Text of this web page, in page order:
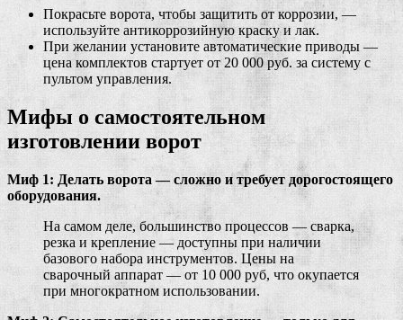
Покрасьте ворота, чтобы защитить от коррозии, —
используйте антикоррозийную краску и лак.
При желании установите автоматические приводы —
цена комплектов стартует от 20 000 руб. за систему с
пультом управления.
Мифы о самостоятельном
изготовлении ворот
Миф 1: Делать ворота — сложно и требует дорогостоящего
оборудования.
На самом деле, большинство процессов — сварка,
резка и крепление — доступны при наличии
базового набора инструментов. Цены на
сварочный аппарат — от 10 000 руб, что окупается
при многократном использовании.